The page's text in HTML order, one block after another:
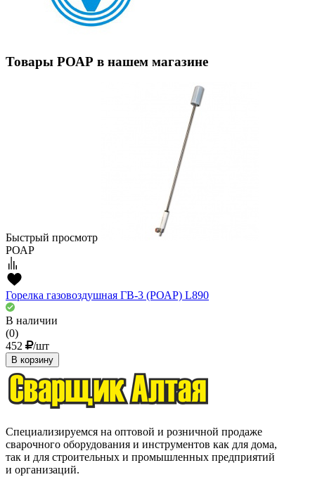
Товары РОАР в нашем магазине
Быстрый просмотр
РОАР
Горелка газовоздушная ГВ-3 (РОАР) L890
В наличии
(0)
452
/шт
В корзину
Специализируемся на оптовой и розничной продаже
сварочного оборудования и инструментов как для дома,
так и для строительных и промышленных предприятий
и организаций.